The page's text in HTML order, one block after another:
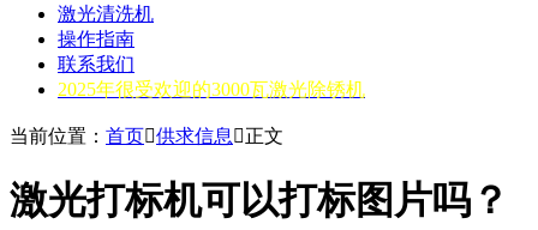
激光清洗机
操作指南
联系我们
2025年很受欢迎的3000瓦激光除锈机
当前位置： 首页供求信息 正文
激光打标机可以打标图片吗？